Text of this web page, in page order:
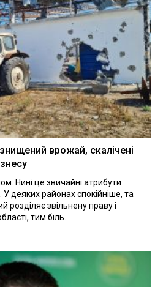
врожай, скалічені
Нині це звичайні атрибути
деяких районах спокійніше, та
звільнену праву і
тим біль...